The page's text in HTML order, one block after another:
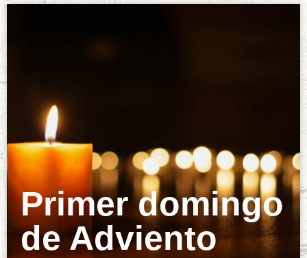
Primer domingo
de Adviento